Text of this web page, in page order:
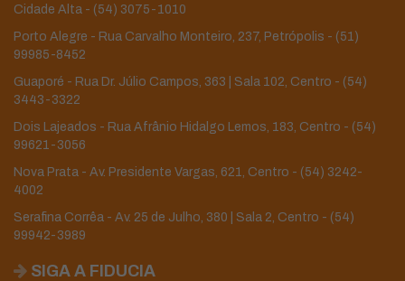
Cidade Alta - (54) 3075-1010
Porto Alegre - Rua Carvalho Monteiro, 237, Petrópolis - (51)
99985-8452
Guaporé - Rua Dr. Júlio Campos, 363 | Sala 102, Centro - (54)
3443-3322
Dois Lajeados - Rua Afrânio Hidalgo Lemos, 183, Centro - (54)
99621-3056
Nova Prata - Av. Presidente Vargas, 621, Centro - (54) 3242-
4002
Serafina Corrêa - Av. 25 de Julho, 380 | Sala 2, Centro - (54)
99942-3989
SIGA A FIDUCIA